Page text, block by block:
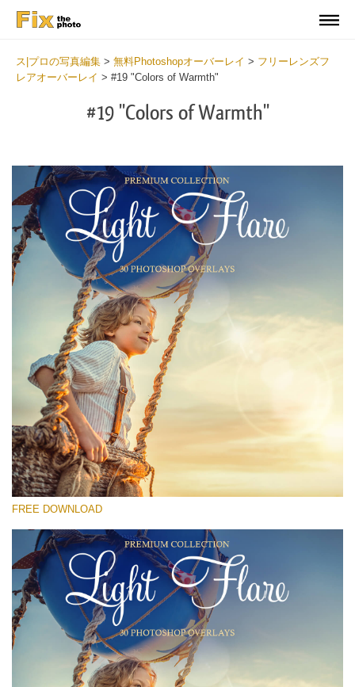
ス|プロの写真編集 > 無料Photoshopオーバーレイ > フリーレンズフ
レアオーバーレイ > #19 "Colors of Warmth"
#19 "Colors of Warmth"
選んでください
Free Photoshop Overlay #19
Small 800*533px
Light Flare
(30 Overlays)
Fairy Tale (344 Overlays)
Large 6000*4000px
Entire Collection
(1783 Overlays)
Large 6000*4000px
FREE DOWNLOAD